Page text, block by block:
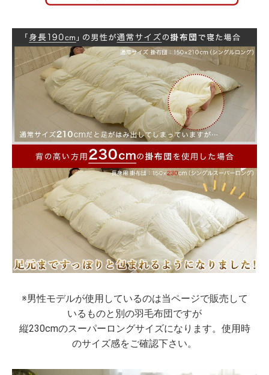
※男性モデルが使用しているのは当ページで販売して
いるものと別の羽毛布団ですが
縦230cmのスーパーロングサイズになります。使用時
のサイズ感をご確認下さい。